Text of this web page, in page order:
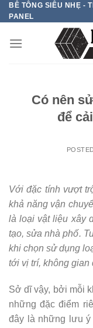
Skip
to
BÊ TÔNG SIÊU NHẸ -
PANEL
Có nên
để
Với đặc tính vượt
khả năng vận
là loại vật liệu xây
tạo, sửa nhà phố.
khi chọn sử dụng
tới vị trí, không gian
Sở dĩ vậy, bởi mỗi
những đặc điểm
đây là những lưu ý